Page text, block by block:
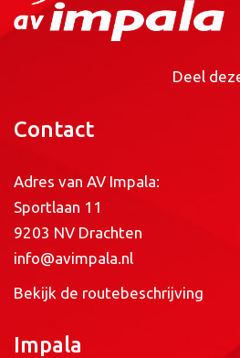
Deel
Contact
Adres van AV Impala:
Sportlaan 11
9203 NV Drachten
info@avimpala.nl
Bekijk de routebeschrijving
Impala